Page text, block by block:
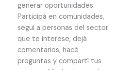
generar oportunidades.
Participá en comunidades,
seguí a personas del sector
que te interese, dejá
comentarios, hacé
preguntas y compartí tus